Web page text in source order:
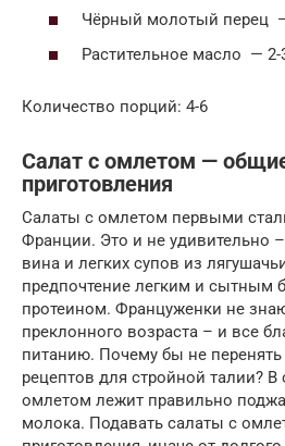
Чёрный молотый перец
Растительное масло —
Количество порций: 4-6
Салат с омлетом —
приготовления
Салаты с омлетом первыми
Франции. Это и не удивительно
вина и легких супов из
предпочтение легким и сытным
протеином. Француженки не
преклонного возраста – и все
питанию. Почему бы не перенять
рецептов для стройной талии? В
омлетом лежит правильно
молока. Подавать салаты с